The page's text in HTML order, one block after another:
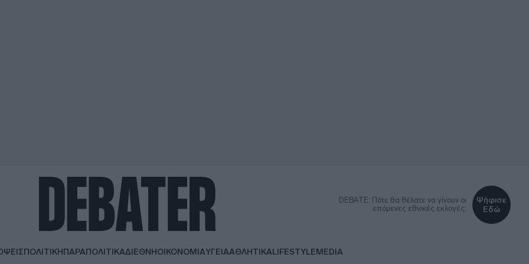
DEBATE: Πότε θα θέλατε να γίνουν οι
επόμενες εθνικές εκλογές;
Ψήφισε
Εδώ
ΠΟΛΙΤΙΚΗΠΑΡΑΠΟΛΙΤΙΚΑΔΙΕΘΝΗΟΙΚΟΝΟΜΙΑΥΓΕΙΑΑΘΛΗΤΙΚΑLIFESTYLEMEDIA